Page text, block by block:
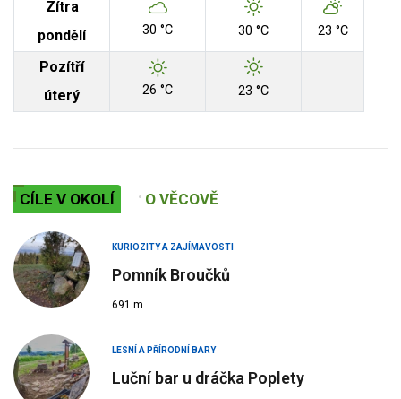
Zítra
pondělí
30 °C 30 °C 23 °C
Pozítří
úterý
26 °C 23 °C
CÍLE V OKOLÍ O VĚCOVĚ
KURIOZITY A ZAJÍMAVOSTI
Pomník Broučků
691 m
LESNÍ A PŘÍRODNÍ BARY
Luční bar u dráčka Poplety